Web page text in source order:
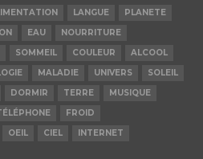
LANGUE
PLANETE
EAU
NOURRITURE
SOMMEIL COULEUR
ALCOOL
MALADIE UNIVERS
SOLEIL
DORMIR TERRE
MUSIQUE
FROID
OEIL CIEL
INTERNET